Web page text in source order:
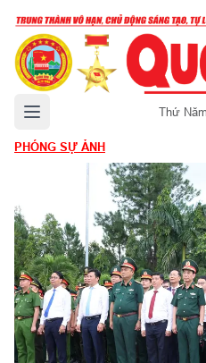
Mở menu chính Thứ
PHÓNG SỰ ẢNH